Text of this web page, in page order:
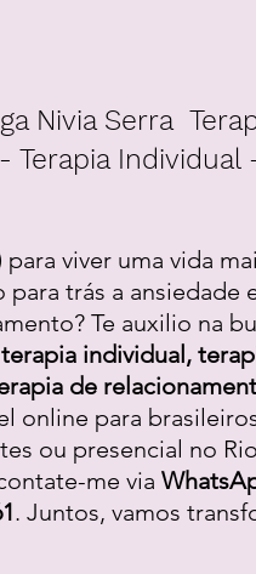
Nivia Serra
Terapia Individual
para viver uma vida
para trás a ansiedade
Te auxilio na
terapia individual,
de
online para
ou presencial no
me via
. Juntos, vamos